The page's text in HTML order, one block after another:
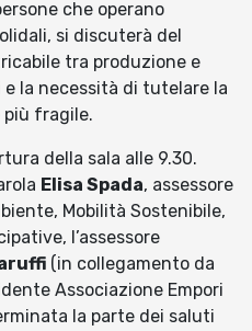
che operano
si discuterà del
tra produzione e
la necessità di tutelare la
più fragile.
della sala alle 9.30.
Elisa Spada, assessore
Mobilità Sostenibile,
l’assessore
(in collegamento da
Associazione Empori
la parte dei saluti